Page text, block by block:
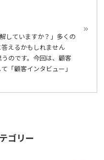
していますか？」多くの
えるかもしれません
のです。今回は、顧客
「顧客インタビュー」
ゴリー